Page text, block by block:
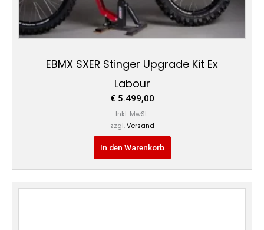
EBMX SXER Stinger Upgrade Kit Ex
Labour
€5.499,00
Inkl. MwSt.
zzgl. Versand
In den Warenkorb